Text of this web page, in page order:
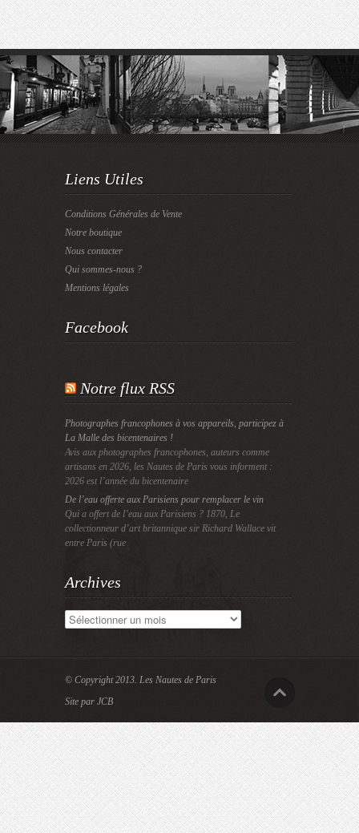
Liens Utiles
Conditions Générales de Vente
Notre boutique
Nous contacter
Qui sommes-nous ?
Mentions légales
Facebook
Notre flux RSS
Photographes francophones à vos appareils, participez à
La Malle des bicentenaires !
Avis aux photographes francophones, auteurs comme
artisans en 2026, les Nautes de Paris vous informent :
2026 est l’année du bicentenaire
De l’eau offerte aux Parisiens pour remplacer le vin
Qui a offert de l’eau aux Parisiens ? 1870, Le
collectionneur d’art britannique sir Richard Wallace vit
entre Paris (rue
Archives
Archives
© Copyright 2013. Les Nautes de Paris
Site par JCB